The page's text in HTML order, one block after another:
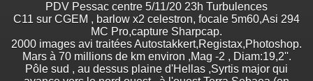
PDV Pessac centre 5/11/20 23h Turbulences
C11 sur CGEM , barlow x2 celestron, focale 5m60,Asi 294
MC Pro,capture Sharpcap.
2000 images avi traitées Autostakkert,Registax,Photoshop.
Mars à 70 millions de km environ ,Mag -2 , Diam:19,2''.
Pôle sud , au dessus plaine d'Hellas ,Syrtis major qui